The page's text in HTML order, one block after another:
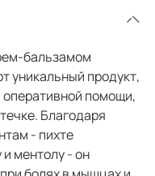
бальзамом
уникальный продукт,
помощи,
Благодаря
- пихте
ментолу - он